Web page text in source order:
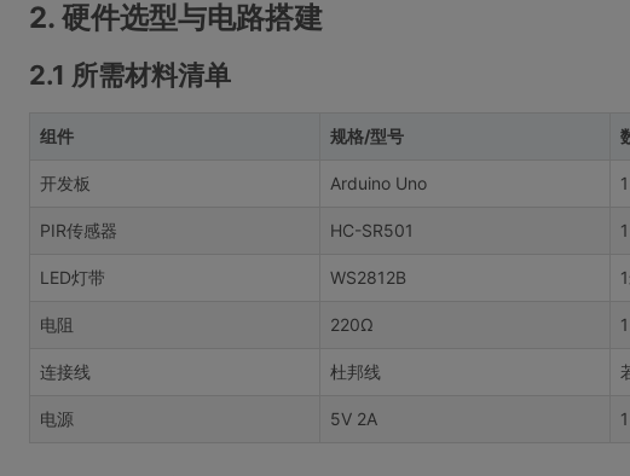
2. 硬件选型与电路搭建
2.1 所需材料清单
组件 规格/型号
开发板 Arduino Uno 1
PIR传感器 HC-SR501 1
LED灯带 WS2812B
电阻 220Ω 1
连接线 杜邦线
电源 5V 2A 1